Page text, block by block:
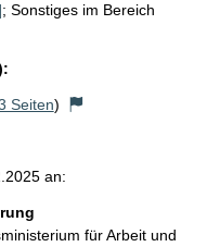
; Sonstiges im Bereich
Seiten)
an:
für Arbeit und